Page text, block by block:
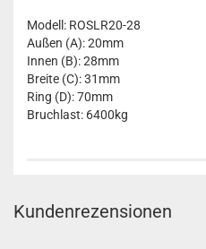
Modell: ROSLR20-28
Außen (A): 20mm
Innen (B): 28mm
Breite (C): 31mm
Ring (D): 70mm
Bruchlast: 6400kg
Kundenrezensionen